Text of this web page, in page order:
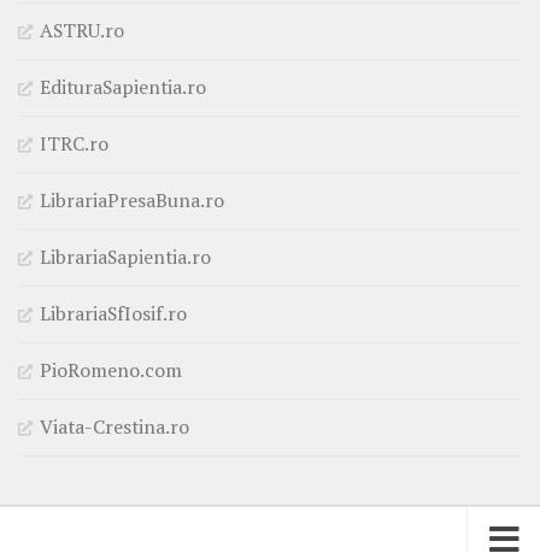
ASTRU.ro
EdituraSapientia.ro
ITRC.ro
LibrariaPresaBuna.ro
LibrariaSapientia.ro
LibrariaSfIosif.ro
PioRomeno.com
Viata-Crestina.ro